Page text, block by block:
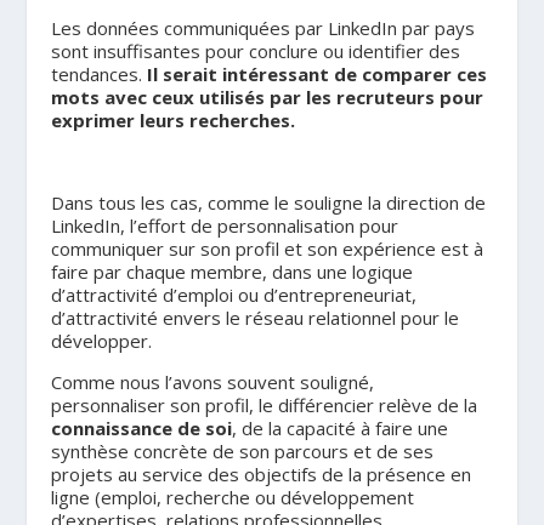
Les données communiquées par LinkedIn par pays
sont insuffisantes pour conclure ou identifier des
tendances. Il serait intéressant de comparer ces
mots avec ceux utilisés par les recruteurs pour
exprimer leurs recherches.
Dans tous les cas, comme le souligne la direction de
LinkedIn, l’effort de personnalisation pour
communiquer sur son profil et son expérience est à
faire par chaque membre, dans une logique
d’attractivité d’emploi ou d’entrepreneuriat,
d’attractivité envers le réseau relationnel pour le
développer.
Comme nous l’avons souvent souligné,
personnaliser son profil, le différencier relève de la
connaissance de soi, de la capacité à faire une
synthèse concrète de son parcours et de ses
projets au service des objectifs de la présence en
ligne (emploi, recherche ou développement
d’expertises, relations professionnelles,